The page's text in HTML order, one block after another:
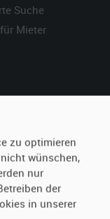
Suche
Mieter
zu optimieren
wünschen,
nur
der
in unserer